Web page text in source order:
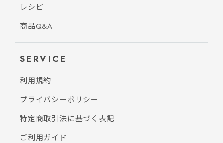
レシピ
商品Q&A
SERVICE
利用規約
プライバシーポリシー
特定商取引法に基づく表記
ご利用ガイド